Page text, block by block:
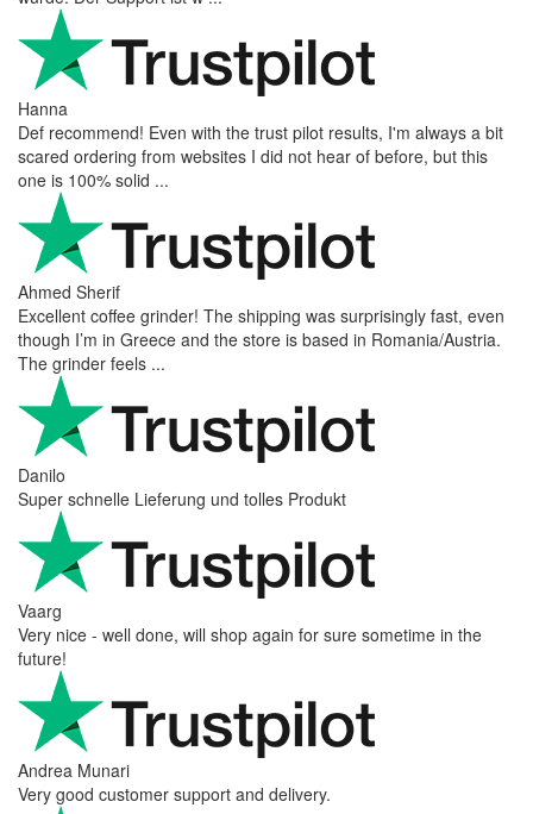
Hanna
Def recommend! Even with the trust pilot results, I'm always a bit
scared ordering from websites I did not hear of before, but this
one is 100% solid ...
Ahmed Sherif
Excellent coffee grinder! The shipping was surprisingly fast, even
though I’m in Greece and the store is based in Romania/Austria.
The grinder feels ...
Danilo
Super schnelle Lieferung und tolles Produkt
Vaarg
Very nice - well done, will shop again for sure sometime in the
future!
Andrea Munari
Very good customer support and delivery.